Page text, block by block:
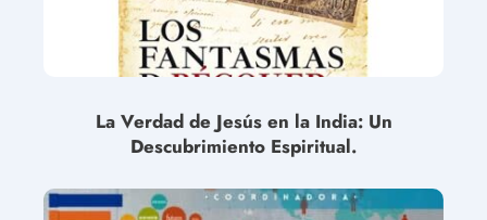
La Verdad de Jesús en la India: Un
Descubrimiento Espiritual.